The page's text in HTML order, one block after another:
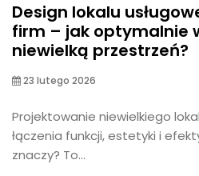
Design lokalu
firm – jak optymalnie
niewielką przestrzeń?
23 lutego 2026
Projektowanie niewielkiego
łączenia funkcji, estetyki i
znaczy? To...